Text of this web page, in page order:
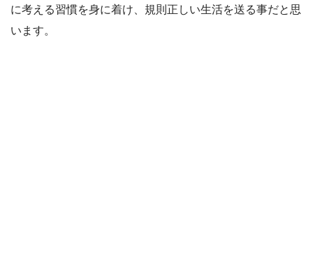
に考える習慣を身に着け、規則正しい生活を送る事だと思
います。